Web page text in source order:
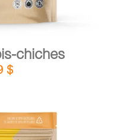
chiches
$